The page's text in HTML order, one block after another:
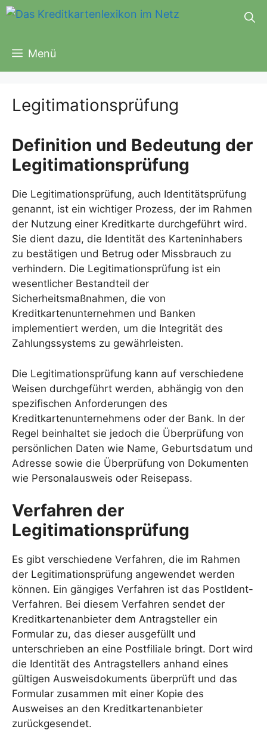
Zum
Inhalt
Menü
Legitimationsprüfung
Definition und Bedeutung der
Legitimationsprüfung
Die Legitimationsprüfung, auch Identitätsprüfung
genannt, ist ein wichtiger Prozess, der im Rahmen
der Nutzung einer Kreditkarte durchgeführt wird.
Sie dient dazu, die Identität des Karteninhabers
zu bestätigen und Betrug oder Missbrauch zu
verhindern. Die Legitimationsprüfung ist ein
wesentlicher Bestandteil der
Sicherheitsmaßnahmen, die von
Kreditkartenunternehmen und Banken
implementiert werden, um die Integrität des
Zahlungssystems zu gewährleisten.
Die Legitimationsprüfung kann auf verschiedene
Weisen durchgeführt werden, abhängig von den
spezifischen Anforderungen des
Kreditkartenunternehmens oder der Bank. In der
Regel beinhaltet sie jedoch die Überprüfung von
persönlichen Daten wie Name, Geburtsdatum und
Adresse sowie die Überprüfung von Dokumenten
wie Personalausweis oder Reisepass.
Verfahren der
Legitimationsprüfung
Es gibt verschiedene Verfahren, die im Rahmen
der Legitimationsprüfung angewendet werden
können. Ein gängiges Verfahren ist das PostIdent-
Verfahren. Bei diesem Verfahren sendet der
Kreditkartenanbieter dem Antragsteller ein
Formular zu, das dieser ausgefüllt und
unterschrieben an eine Postfiliale bringt. Dort wird
die Identität des Antragstellers anhand eines
gültigen Ausweisdokuments überprüft und das
Formular zusammen mit einer Kopie des
Ausweises an den Kreditkartenanbieter
zurückgesendet.